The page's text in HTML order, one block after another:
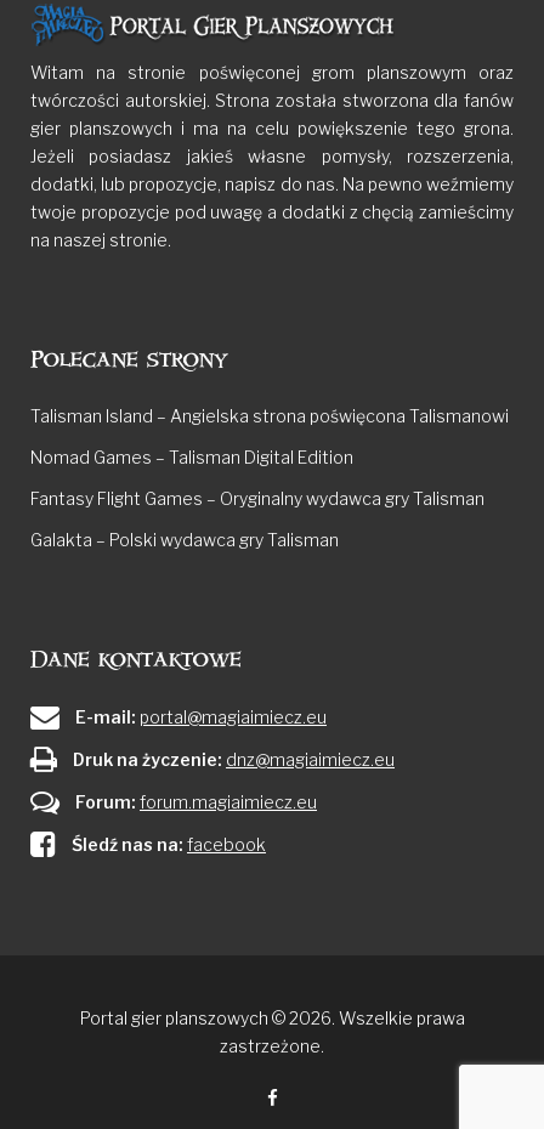
Witam na stronie poświęconej grom planszowym oraz
twórczości autorskiej. Strona została stworzona dla fanów
gier planszowych i ma na celu powiększenie tego grona.
Jeżeli posiadasz jakieś własne pomysły, rozszerzenia,
dodatki, lub propozycje, napisz do nas. Na pewno weźmiemy
twoje propozycje pod uwagę a dodatki z chęcią zamieścimy
na naszej stronie.
Polecane strony
Talisman Island – Angielska strona poświęcona Talismanowi
Nomad Games – Talisman Digital Edition
Fantasy Flight Games – Oryginalny wydawca gry Talisman
Galakta – Polski wydawca gry Talisman
Dane kontaktowe
E-mail: portal@magiaimiecz.eu
Druk na życzenie: dnz@magiaimiecz.eu
Forum: forum.magiaimiecz.eu
Śledź nas na: facebook
Portal gier planszowych © 2026. Wszelkie prawa
zastrzeżone.